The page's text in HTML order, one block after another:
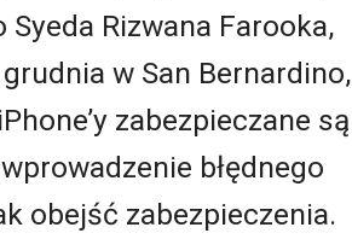
Rizwana Farooka,
w San Bernardino,
zabezpieczane są
błędnego
obejść zabezpieczenia.